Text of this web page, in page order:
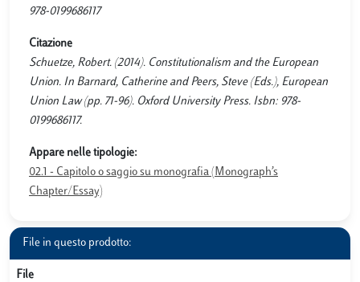
978-0199686117
Citazione
Schuetze, Robert. (2014). Constitutionalism and the European
Union. In Barnard, Catherine and Peers, Steve (Eds.), European
Union Law (pp. 71-96). Oxford University Press. Isbn: 978-
0199686117.
Appare nelle tipologie:
02.1 - Capitolo o saggio su monografia (Monograph’s
Chapter/Essay)
File in questo prodotto:
File